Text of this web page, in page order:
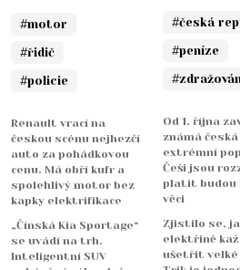
#motor
#řidič
#policie
Renault vrací na
českou scénu nejhezčí
auto za pohádkovou
cenu. Má obří kufr a
spolehlivý motor bez
kapky elektrifikace
„Čínská Kia Sportage“
se uvádí na trh.
Inteligentní SUV
#česká
#peníze
Od 1. října
známá
extrémní
Češi jsou
platit budou
věci
Zjistilo se,
elektřině
ušetřit velké